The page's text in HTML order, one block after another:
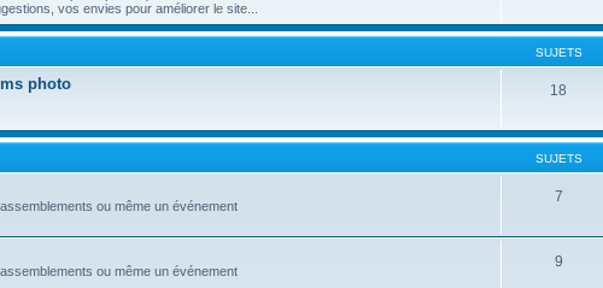
vos envies pour améliorer le site...
SUJETS
photo 18
SUJETS
ou même un événement
7
ou même un événement
9